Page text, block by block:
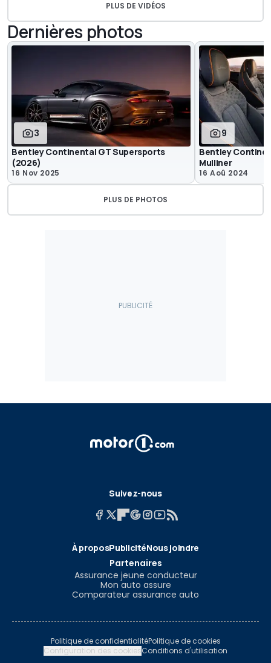
PLUS DE VIDÉOS
Dernières photos
3
Bentley Continental GT Supersports
(2026)
16 Nov 2025
9
Bentley
Mulliner
16 Aoû 2024
PLUS DE PHOTOS
Suivez-nous
À proposPublicitéNous joindre
Partenaires
Assurance jeune conducteur
Mon auto assure
Comparateur assurance auto
Politique de confidentialitéPolitique de cookies
Configuration des cookiesConditions d'utilisation